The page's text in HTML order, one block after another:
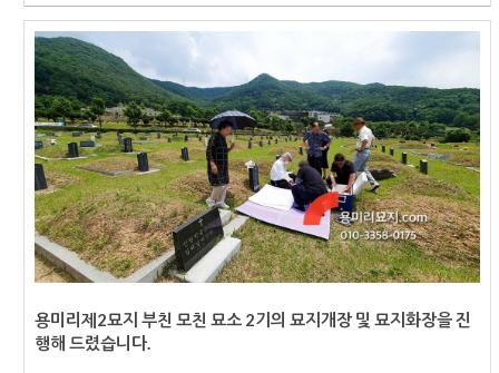
용미리제2묘지 부친 모친 묘소 2기의 묘지개장 및 묘지화장을 진
행해 드렸습니다.